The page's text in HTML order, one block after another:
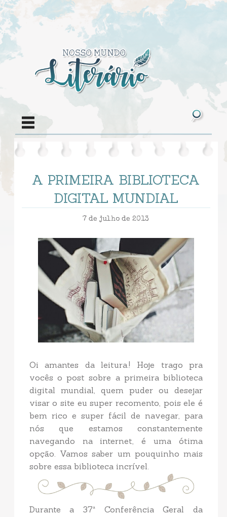
A PRIMEIRA BIBLIOTECA
DIGITAL MUNDIAL
7 de julho de 2013
Oi amantes da leitura.! Hoje trago pra
vocês o post sobre a primeira biblioteca
digital mundial, quem puder ou desejar
visar o site eu super recomento, pois ele é
bem rico e super fácil de navegar, para
nós que estamos constantemente
navegando na internet, é uma ótima
opção. Vamos saber um pouquinho mais
sobre essa biblioteca incrível.
Durante a 37ª Conferência Geral da